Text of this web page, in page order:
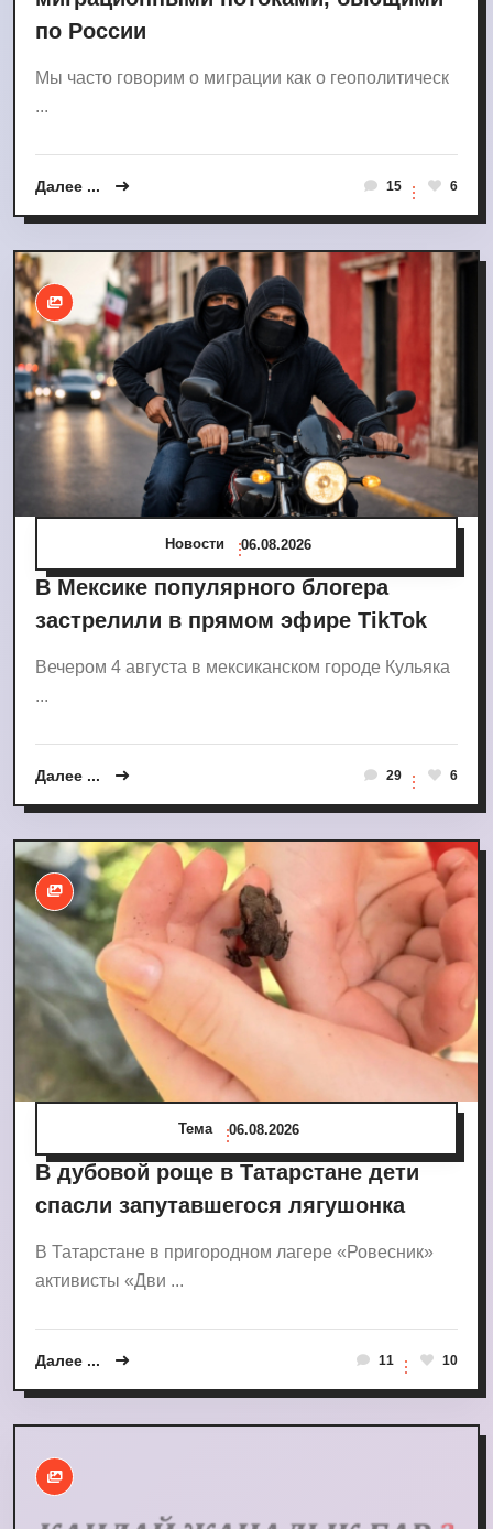
по России
Мы часто говорим о миграции как о геополитическ
...
Далее ... 15 6
Новости 06.08.2026
В Мексике популярного блогера
застрелили в прямом эфире TikTok
Вечером 4 августа в мексиканском городе Кульяка
...
Далее ... 29 6
Тема 06.08.2026
В дубовой роще в Татарстане дети
спасли запутавшегося лягушонка
В Татарстане в пригородном лагере «Ровесник»
активисты «Дви ...
Далее ... 11 10